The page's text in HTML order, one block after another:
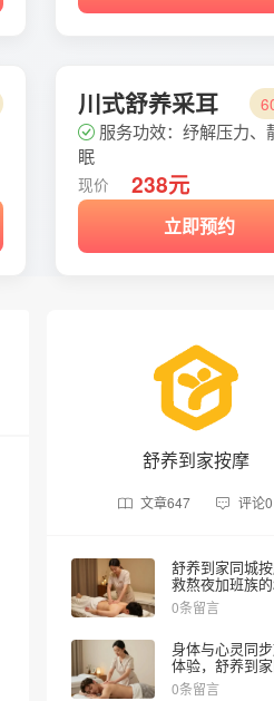
川式舒养采耳
服务功效：纾解压力、
眠
现价 238元
立即预约
舒养到家按摩
文章647 评论0
舒养到家同城
救熬夜加班族
健康管家
0条留言
身体与心灵同
体验，舒养到
摩上门SPA让你
0条留言